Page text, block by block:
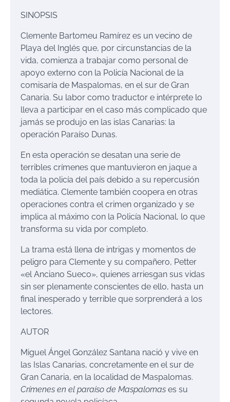
SINOPSIS
Clemente Bartomeu Ramírez es un vecino de
Playa del Inglés que, por circunstancias de la
vida, comienza a trabajar como personal de
apoyo externo con la Policía Nacional de la
comisaría de Maspalomas, en el sur de Gran
Canaria. Su labor como traductor e intérprete lo
lleva a participar en el caso más complicado que
jamás se produjo en las islas Canarias: la
operación Paraíso Dunas.
En esta operación se desatan una serie de
terribles crímenes que mantuvieron en jaque a
toda la policía del país debido a su repercusión
mediática. Clemente también coopera en otras
operaciones contra el crimen organizado y se
implica al máximo con la Policía Nacional, lo que
transforma su vida por completo.
La trama está llena de intrigas y momentos de
peligro para Clemente y su compañero, Petter
«el Anciano Sueco», quienes arriesgan sus vidas
sin ser plenamente conscientes de ello, hasta un
final inesperado y terrible que sorprenderá a los
lectores.
AUTOR
Miguel Ángel González Santana nació y vive en
las Islas Canarias, concretamente en el sur de
Gran Canaria, en la localidad de Maspalomas.
Crímenes en el paraíso de Maspalomas es su